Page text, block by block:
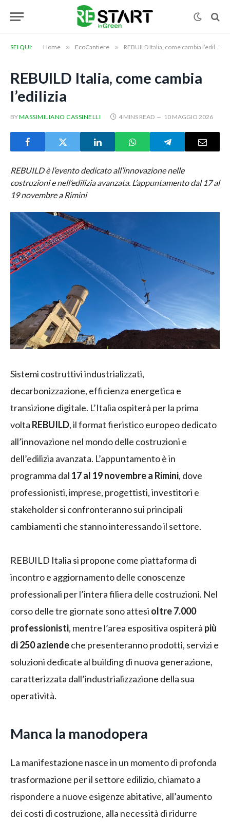
SEI QUI: Home » EcoCantiere » REBUILD Italia, come cambia l’edilizia
REBUILD Italia, come cambia
l’edilizia
BYMASSIMILIANO CASSINELLI 4 MINS READ 10 MAGGIO 2026
REBUILD è l’evento dedicato all’innovazione nelle
costruzioni e nell’edilizia avanzata. L’appuntamento dal 17 al
19 novembre a Rimini
Sistemi costruttivi industrializzati,
decarbonizzazione, efficienza energetica e
transizione digitale. L’Italia ospiterà per la prima
volta REBUILD, il format fieristico europeo dedicato
all’innovazione nel mondo delle costruzioni e
dell’edilizia avanzata. L’appuntamento è in
programma dal 17 al 19 novembre a Rimini, dove
professionisti, imprese, progettisti, investitori e
stakeholder si confronteranno sui principali
cambiamenti che stanno interessando il settore.
REBUILD Italia si propone come piattaforma di
incontro e aggiornamento delle conoscenze
professionali per l’intera filiera delle costruzioni. Nel
corso delle tre giornate sono attesi oltre 7.000
professionisti, mentre l’area espositiva ospiterà più
di 250 aziendeche presenteranno prodotti, servizi e
soluzioni dedicate al building di nuova generazione,
caratterizzata dall’industrializzazione della sua
operatività.
Manca la manodopera
La manifestazione nasce in un momento di profonda
trasformazione per il settore edilizio, chiamato a
rispondere a nuove esigenze abitative, all’aumento
dei costi di costruzione, alla necessità di ridurre